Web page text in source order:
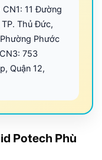
CN1: 11 Đường
Thủ Đức,
Phước
753
Quận 12,
Potech Phù